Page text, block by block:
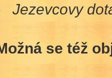
Jezevcovy
se též